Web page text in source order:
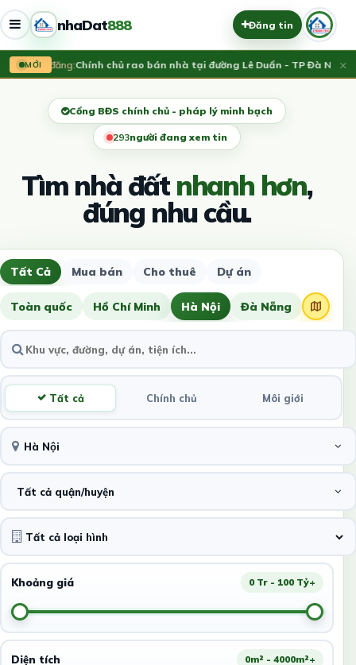
nhaDat888 Đăng tin
MỚI
Vừa đăng:Chính chủ rao bán nhà tại đường Lê Duẩn - TP Đà Nẵng;×
Cổng BĐS chính chủ - pháp lý minh bạch
297người đang xem tin
Tìm nhà đấtnhanh hơn,
đúng nhu cầu.
Tất Cả Mua bán Cho thuê Dự án
Toàn quốc Hồ Chí Minh Hà Nội Đà Nẵng
Tất cả Chính chủ Môi giới
Hà Nội
Tất cả quận/huyện
Khoảng giá 0 Tr - 100 Tỷ+
Diện tích 0m² - 4000m²+